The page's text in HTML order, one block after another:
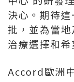
決心。期待
批，並為當
治療選擇和希
Accord歐洲